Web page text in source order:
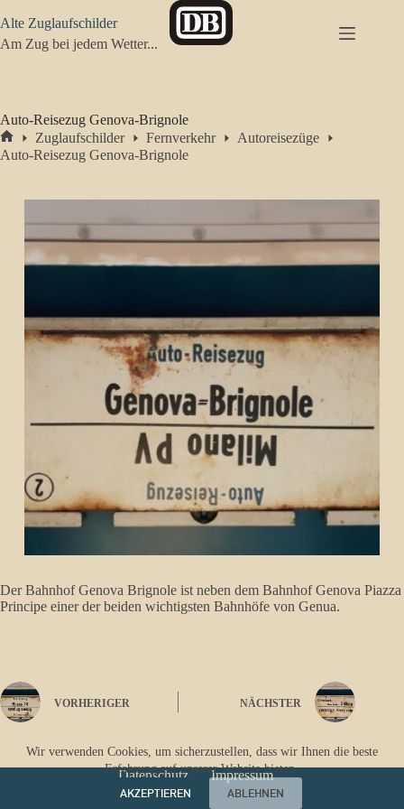
Inhalt
springen
Wir verwenden Cookies, um sicherzustellen, dass wir Ihnen die beste
Erfahrung auf unserer Website bieten.
AKZEPTIEREN
ABLEHNEN
Alte Zuglaufschilder
Am Zug bei jedem Wetter...
Auto-Reisezug Genova-Brignole
Start
Zuglaufschilder Fernverkehr
Autoreisezüge
Auto-Reisezug Genova-Brignole
Der Bahnhof Genova Brignole ist neben dem Bahnhof Genova Piazza
Principe einer der beiden wichtigsten Bahnhöfe von Genua.
VORHERIGER NÄCHSTER
Datenschutz Impressum